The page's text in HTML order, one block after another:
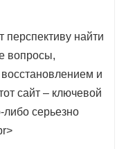
перспективу найти
вопросы,
и
сайт – ключевой
либо серьезно